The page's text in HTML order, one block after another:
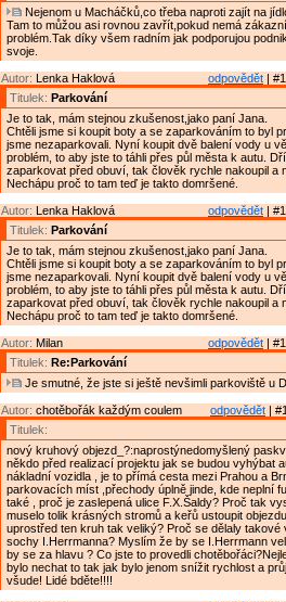
Nejenom u Macháčků,co třeba naproti zajít na
Tam to můžou asi rovnou zavřít,pokud nemá
problém.Tak díky všem radním jak podporujou
svoje.
odpovědět |
Autor: Lenka Haklová
Titulek: Parkování
Je to tak, mám stejnou zkušenost,jako paní Jana.
Chtěli jsme si koupit boty a se zaparkováním to byl
jsme nezaparkovali. Nyní koupit dvě balení vody u
problém, to aby jste to táhli přes půl města k autu.
zaparkovat před obuví, tak člověk rychle nakoupil a
Nechápu proč to tam teď je takto domršené.
odpovědět |
Autor: Lenka Haklová
Titulek: Parkování
Je to tak, mám stejnou zkušenost,jako paní Jana.
Chtěli jsme si koupit boty a se zaparkováním to byl
jsme nezaparkovali. Nyní koupit dvě balení vody u
problém, to aby jste to táhli přes půl města k autu.
zaparkovat před obuví, tak člověk rychle nakoupil a
Nechápu proč to tam teď je takto domršené.
odpovědět |
Autor: Milan
Titulek: Re:Parkování
Je smutné, že jste si ještě nevšimli parkoviště u
odpovědět |
Autor: chotěbořák každým coulem
Titulek:
nový kruhový objezd_?:naprostýnedomyšlený
někdo před realizací projektu jak se budou vyhýbat
nákladní vozidla , je to přímá cesta mezi Prahou a
parkovacích míst ,přechody úplně jinde, kde neplní
také , proč je zaslepená ulice F.X.Šaldy? Proč tak
muselo tolik krásných stromů a keřů ustoupit
uprostřed ten kruh tak veliký? Proč se dělaly takové
sochy I.Herrmanna? Myslím že by se I.Herrmann
by se za hlavu ? Co jste to provedli
bylo nechat to tak jak bylo jenom snížit rychlost a
všude! Lidé bděte!!!!